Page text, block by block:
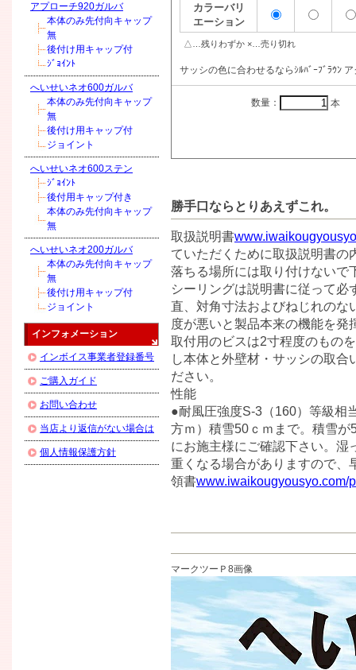
アプローチ920ガルバ
本体のみ先付向キャップ
無
後付け用キャップ付
ｼﾞｮｲﾝﾄ
へいせいネオ600ガルバ
本体のみ先付向キャップ
無
後付け用キャップ付
ジョイント
へいせいネオ600ステン
ｼﾞｮｲﾝﾄ
後付用キャップ付き
本体のみ先付向キャップ
無
へいせいネオ200ガルバ
本体のみ先付向キャップ
無
後付け用キャップ付
ジョイント
インフォメーション
インボイス事業者登録番号
ご購入ガイド
お問い合わせ
当店より返信がない場合は
個人情報保護方針
カラーバリ
エーション
△…残りわずか ×…売り切れ
サッシの色に合わせるならｼﾙﾊﾞｰﾌﾞﾗｳﾝ
数量： 本
勝手口ならとりあえずこれ。
取扱説明書
ていただくために取扱説明書
落ちる場所には取り付けないで
シーリングは説明書に従って
直、対角寸法およびねじれの
度が悪いと製品本来の機能を
取付用のビスは2寸程度のもの
し本体と外壁材・サッシの取
ださい。
性能
●耐風圧強度S-3（160）等級相
方ｍ）積雪50ｃｍまで。積雪
にお施主様にご確認下さい。湿
重くなる場合がありますので、
領書www.iwaikougyousyo.com/
マークツーＰ8画像